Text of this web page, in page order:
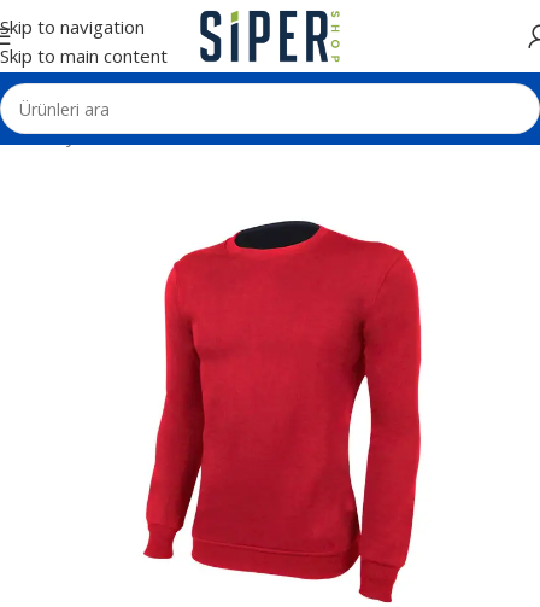
Skip to navigation
Skip to main content
Ana Sayfa Tekstil Ürünleri Sweatshirt